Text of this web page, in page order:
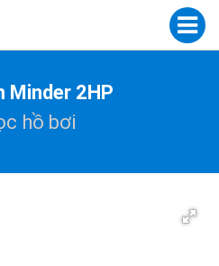
Minder 2HP
hồ bơi